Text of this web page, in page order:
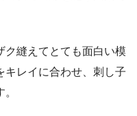
ク縫えてとても面白い模
キレイに合わせ、刺し子